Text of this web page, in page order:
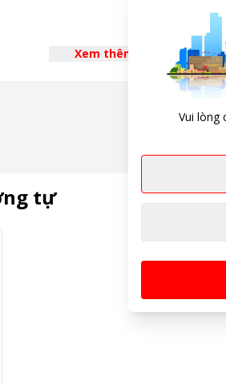
Xem thêm
tự
Vui lòng